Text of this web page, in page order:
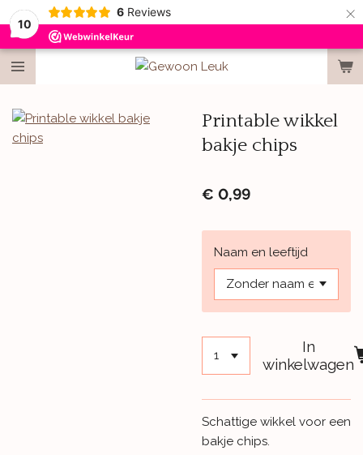
10
6 Reviews ×
Printable wikkel
bakje chips
€ 0,99
Naam en leeftijd
In
winkelwagen
Schattige wikkel voor een
bakje chips.